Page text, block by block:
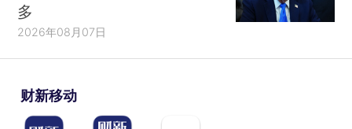
多
2026年08月07日
财新移动